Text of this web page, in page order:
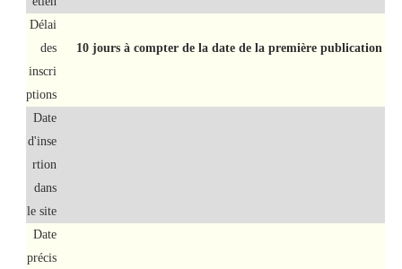
Délai
des
inscri
ptions
10 jours à compter de la date de la première publication
Date
d'inse
rtion
dans
le site
Date
précis